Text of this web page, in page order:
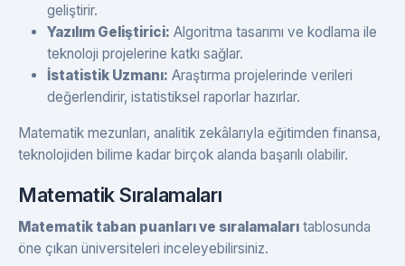
geliştirir.
Yazılım Geliştirici: Algoritma tasarımı ve kodlama ile
teknoloji projelerine katkı sağlar.
İstatistik Uzmanı: Araştırma projelerinde verileri
değerlendirir, istatistiksel raporlar hazırlar.
Matematik mezunları, analitik zekâlarıyla eğitimden finansa,
teknolojiden bilime kadar birçok alanda başarılı olabilir.
Matematik Sıralamaları
Matematik taban puanları ve sıralamaları tablosunda
öne çıkan üniversiteleri inceleyebilirsiniz.